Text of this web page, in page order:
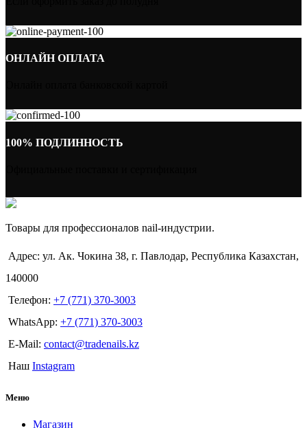
ОНЛАЙН ОПЛАТА
100% ПОДЛИННОСТЬ
Товары для профессионалов nail-индустрии.
Адрес: ул. Ак. Чокина 38, г. Павлодар, Республика Казахстан,
140000
Телефон: +7 (771) 370-3003
WhatsApp: +7 (771) 370-3003
E-Mail: contact@tradenails.kz
Наш Instagram
Меню
Магазин